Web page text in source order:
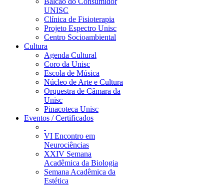
UNISC
Clínica de Fisioterapia
Projeto Espectro Unisc
Centro Socioambiental
Cultura
Agenda Cultural
Coro da Unisc
Escola de Música
Núcleo de Arte e Cultura
Orquestra de Câmara da
Unisc
Pinacoteca Unisc
Eventos / Certificados
VI Encontro em
Neurociências
XXIV Semana
Acadêmica da Biologia
Semana Acadêmica da
Estética